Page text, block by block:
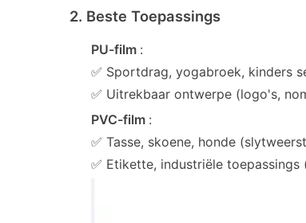
2. Beste Toepassings
PU-film :
✅ Sportdrag, yogabroek, kinders
✅ Uitrekbaar ontwerpe (logo's,
PVC-film :
✅ Tasse, skoene, honde
✅ Etikette, industriële